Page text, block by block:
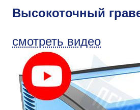
Высокоточный
смотреть видео